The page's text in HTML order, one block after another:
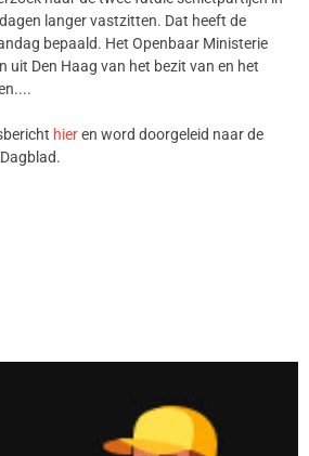
langer vastzitten. Dat heeft de
bepaald. Het Openbaar Ministerie
uit Den Haag van het bezit van en het
hieren word doorgeleid naar de